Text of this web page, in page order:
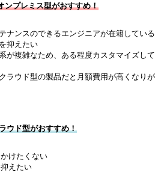
ンプレミス型がおすすめ！
ナンスのできるエンジニアが在籍している
抑えたい
が複雑なため、ある程度カスタマイズして
ラウド型の製品だと月額費用が高くなりが
ウド型がおすすめ！
けたくない
えたい